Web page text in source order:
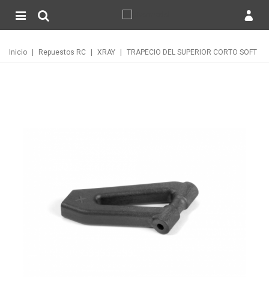
Inicio Repuestos RC XRAY TRAPECIO DEL SUPERIOR CORTO SOFT